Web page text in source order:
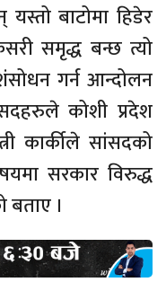
बाटोमा हिडेर
समृद्ध बन्छ त्यो
गर्न आन्दोलन
कोशी प्रदेश
कार्कीले सांसदको
सरकार विरुद्ध
।